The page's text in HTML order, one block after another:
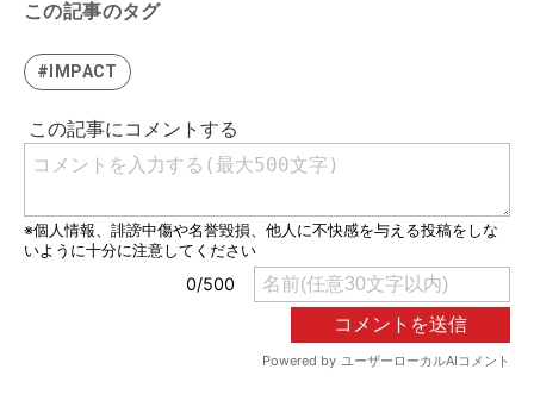
この記事のタグ
#IMPACT